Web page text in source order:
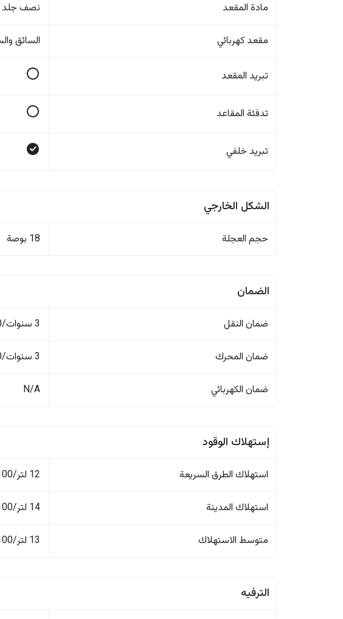
مادة المقعد نصف جلد
مقعد كهربائي السائق
تبريد المقعد
تدفئة المقاعد
تبريد خلفي
الشكل الخارجي
حجم العجلة 18 بوصة
الضمان
ضمان النقل 3 سنوات/100,000 كم
ضمان المحرك 3 سنوات/100,000 كم
ضمان الكهربائي N/A
إستهلاك الوقود
استهلاك الطرق السريعة 12 لتر/100 كم
استهلاك المدينة 14 لتر/100 كم
متوسط الاستهلاك 13 لتر/100 كم
الترفيه